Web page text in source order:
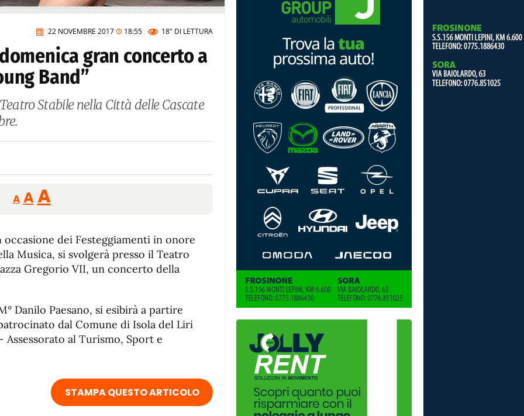
22 NOVEMBRE 2017 18:55 18" DI LETTURA
gran concerto a
Band”
Stabile nella Città delle Cascate
A
Reducir
tamaño
A Restablecer
tamaño
de
fuente
AAumentar
de
fuente.
dei Festeggiamenti in onore
Musica, si svolgerà presso il Teatro
Gregorio VII, un concerto della
Danilo Paesano, si esibirà a partire
dal Comune di Isola del Liri
Assessorato al Turismo, Sport e
STAMPA QUESTO ARTICOLO